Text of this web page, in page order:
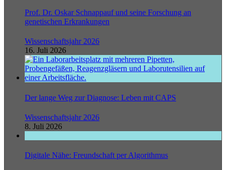
Prof. Dr. Oskar Schnappauf und seine Forschung an
genetischen Erkrankungen
Wissenschaftsjahr 2026
16. Juli 2026
Der lange Weg zur Diagnose: Leben mit CAPS
Wissenschaftsjahr 2026
8. Juli 2026
Digitale Nähe: Freundschaft per Algorithmus